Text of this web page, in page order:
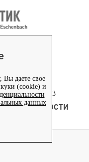
Вы даете свое
куки (cookie) и
данных
70
проспект, д. 23
НОВОСТИ